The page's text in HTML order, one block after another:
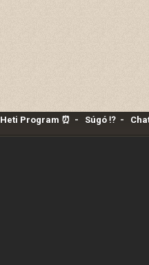
Heti Program ⏰ - Súgó ⁉️-